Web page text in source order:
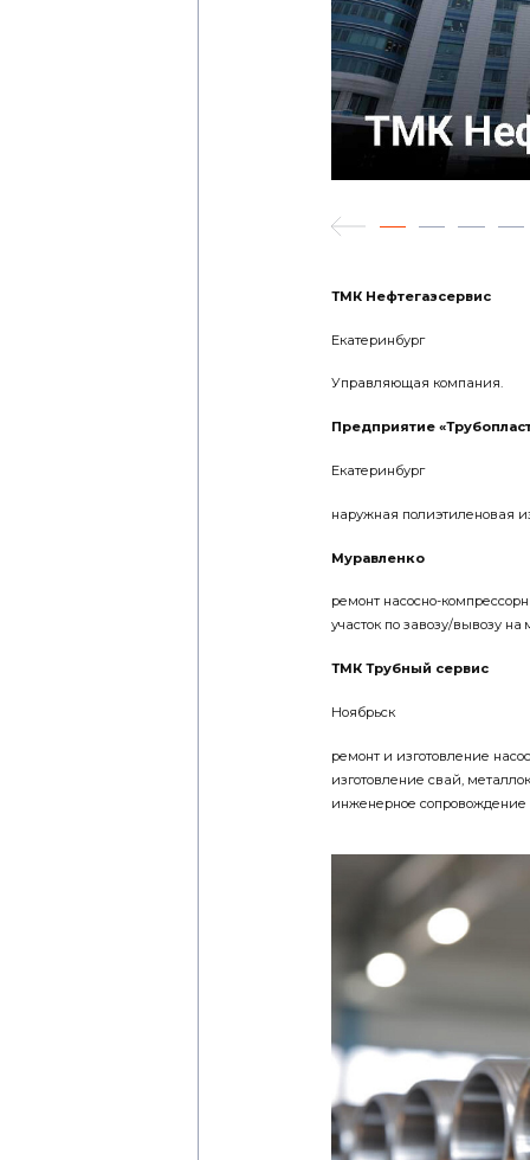
ТМК Нефтегазсервис
Екатеринбург
Управляющая компания.
Предприятие
Екатеринбург
наружная полиэтиленовая
Муравленко
ремонт насосно-
участок по завозу/вывозу
ТМК Трубный сервис
Ноябрьск
ремонт и изготовление
изготовление свай,
инженерное сопровождение